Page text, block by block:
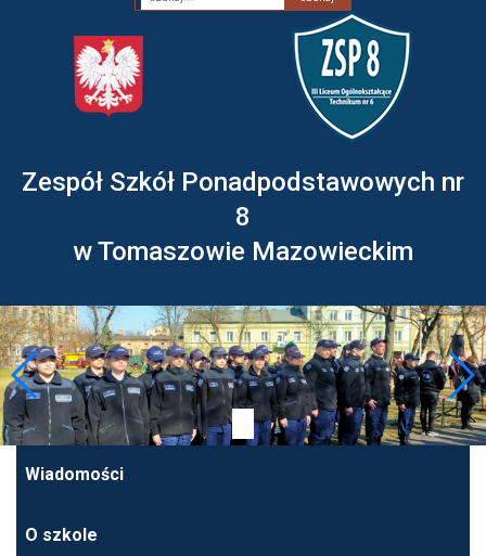
Fraza
Zespół Szkół Ponadpodstawowych nr
8
w Tomaszowie Mazowieckim
Wiadomości
O szkole